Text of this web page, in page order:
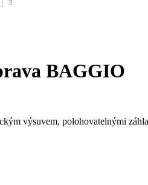
BAGGIO
výsuvem, polohovatelnými